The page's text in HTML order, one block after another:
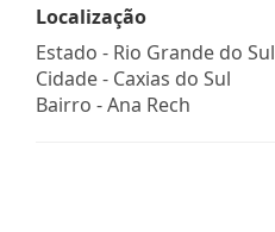
Localização
Estado - Rio Grande do Sul
Cidade - Caxias do Sul
Bairro -Ana Rech